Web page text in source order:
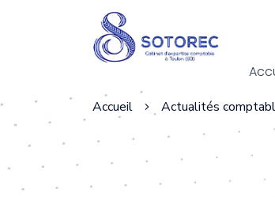
Accueil Actualités